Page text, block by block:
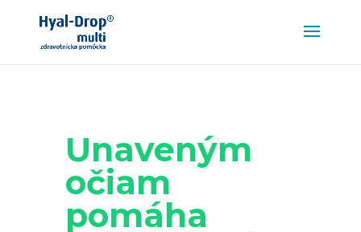
Unaveným
očiam
pomáha